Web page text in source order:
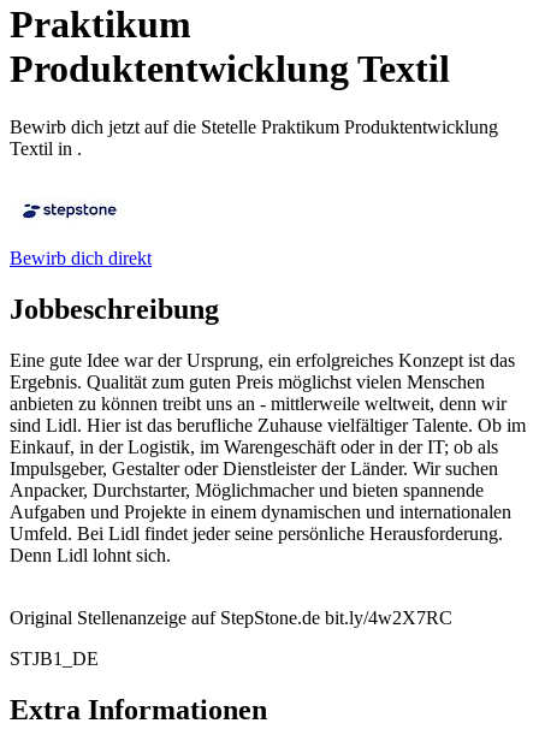
Praktikum
Produktentwicklung Textil
Bewirb dich jetzt auf die Stetelle Praktikum Produktentwicklung
Textil in .
Bewirb dich direkt
Jobbeschreibung
Eine gute Idee war der Ursprung, ein erfolgreiches Konzept ist das
Ergebnis. Qualität zum guten Preis möglichst vielen Menschen
anbieten zu können treibt uns an - mittlerweile weltweit, denn wir
sind Lidl. Hier ist das berufliche Zuhause vielfältiger Talente. Ob im
Einkauf, in der Logistik, im Warengeschäft oder in der IT; ob als
Impulsgeber, Gestalter oder Dienstleister der Länder. Wir suchen
Anpacker, Durchstarter, Möglichmacher und bieten spannende
Aufgaben und Projekte in einem dynamischen und internationalen
Umfeld. Bei Lidl findet jeder seine persönliche Herausforderung.
Denn Lidl lohnt sich.
Original Stellenanzeige auf StepStone.de bit.ly/4w2X7RC
STJB1_DE
Extra Informationen